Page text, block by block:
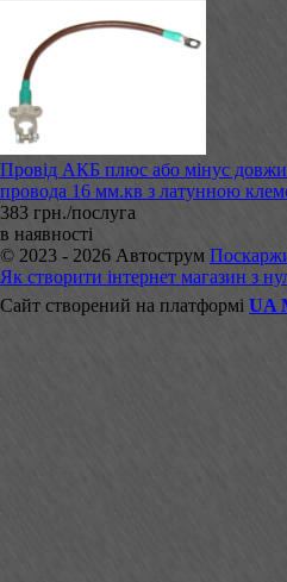
Провід АКБ плюс або мінус
провода 16 мм.кв з латунною
383 грн./послуга
в наявності
© 2023 - 2026 Автострум
Як створити інтернет магазин з
Сайт створений на платформі UA